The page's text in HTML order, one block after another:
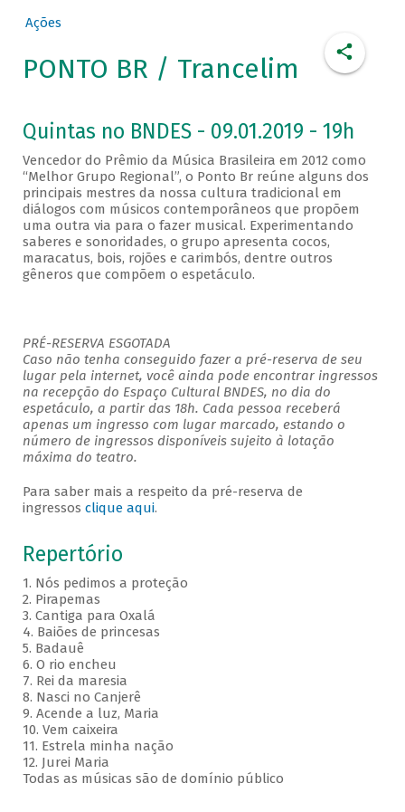
Ações
PONTO BR / Trancelim
Quintas no BNDES - 09.01.2019 - 19h
Vencedor do Prêmio da Música Brasileira em 2012 como
“Melhor Grupo Regional”, o Ponto Br reúne alguns dos
principais mestres da nossa cultura tradicional em
diálogos com músicos contemporâneos que propõem
uma outra via para o fazer musical. Experimentando
saberes e sonoridades, o grupo apresenta cocos,
maracatus, bois, rojões e carimbós, dentre outros
gêneros que compõem o espetáculo.
PRÉ-RESERVA ESGOTADA
Caso não tenha conseguido fazer a pré-reserva de seu
lugar pela internet, você ainda pode encontrar ingressos
na recepção do Espaço Cultural BNDES, no dia do
espetáculo, a partir das 18h. Cada pessoa receberá
apenas um ingresso com lugar marcado, estando o
número de ingressos disponíveis sujeito à lotação
máxima do teatro.
Para saber mais a respeito da pré-reserva de
ingressos clique aqui.
Repertório
1. Nós pedimos a proteção
2. Pirapemas
3. Cantiga para Oxalá
4. Baiões de princesas
5. Badauê
6. O rio encheu
7. Rei da maresia
8. Nasci no Canjerê
9. Acende a luz, Maria
10. Vem caixeira
11. Estrela minha nação
12. Jurei Maria
Todas as músicas são de domínio público